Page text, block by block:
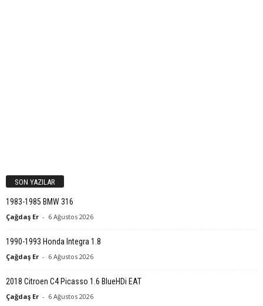
SON YAZILAR
1983-1985 BMW 316
Çağdaş Er - 6 Ağustos 2026
1990-1993 Honda Integra 1.8
Çağdaş Er - 6 Ağustos 2026
2018 Citroen C4 Picasso 1.6 BlueHDi EAT
Çağdaş Er - 6 Ağustos 2026